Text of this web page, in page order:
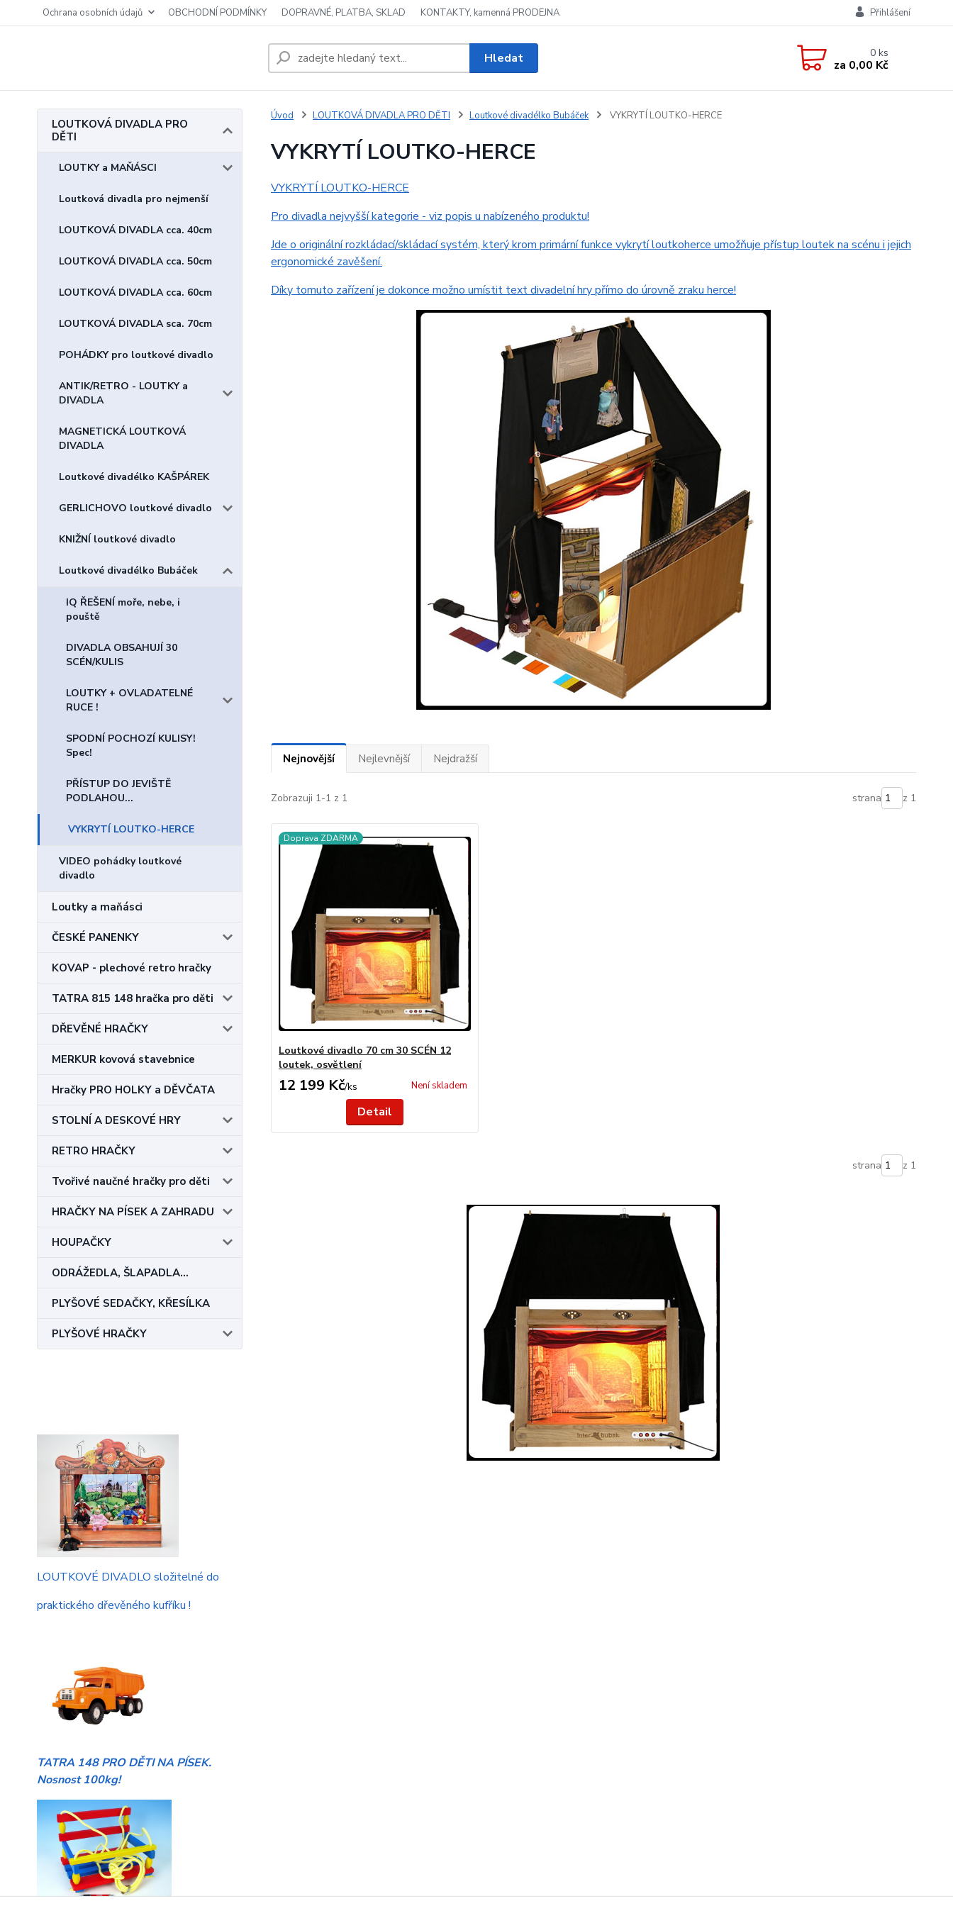
Ochrana osobních údajů OBCHODNÍ PODMÍNKY DOPRAVNÉ, PLATBA, SKLAD KONTAKTY, kamenná PRODEJNA Přihlášení
Hledat 0ks
za 0,00 Kč
LOUTKOVÁ DIVADLA PRO
DĚTI
LOUTKY a MAŇÁSCI
Loutková divadla pro nejmenší
LOUTKOVÁ DIVADLA cca. 40cm
LOUTKOVÁ DIVADLA cca. 50cm
LOUTKOVÁ DIVADLA cca. 60cm
LOUTKOVÁ DIVADLA sca. 70cm
POHÁDKY pro loutkové divadlo
ANTIK/RETRO - LOUTKY a
DIVADLA
MAGNETICKÁ LOUTKOVÁ
DIVADLA
Loutkové divadélko KAŠPÁREK
GERLICHOVO loutkové divadlo
KNIŽNÍ loutkové divadlo
Loutkové divadélko Bubáček
IQ ŘEŠENÍ moře, nebe, i
pouště
DIVADLA OBSAHUJÍ 30
SCÉN/KULIS
LOUTKY + OVLADATELNÉ
RUCE !
SPODNÍ POCHOZÍ KULISY!
Spec!
PŘÍSTUP DO JEVIŠTĚ
PODLAHOU...
VYKRYTÍ LOUTKO-HERCE
VIDEO pohádky loutkové
divadlo
Loutky a maňásci
ČESKÉ PANENKY
KOVAP - plechové retro hračky
TATRA 815 148 hračka pro děti
DŘEVĚNÉ HRAČKY
MERKUR kovová stavebnice
Hračky PRO HOLKY a DĚVČATA
STOLNÍ A DESKOVÉ HRY
RETRO HRAČKY
Tvořivé naučné hračky pro děti
HRAČKY NA PÍSEK A ZAHRADU
HOUPAČKY
ODRÁŽEDLA, ŠLAPADLA...
PLYŠOVÉ SEDAČKY, KŘESÍLKA
PLYŠOVÉ HRAČKY
LOUTKOVÉ DIVADLO složitelné do
praktického dřevěného kufříku !
TATRA 148 PRO DĚTI NA PÍSEK.
Nosnost 100kg!
Úvod LOUTKOVÁ DIVADLA PRO DĚTI Loutkové divadélko Bubáček VYKRYTÍ LOUTKO-HERCE
VYKRYTÍ LOUTKO-HERCE
VYKRYTÍ LOUTKO-HERCE
Pro divadla nejvyšší kategorie - viz popis u nabízeného produktu!
Jde o originální rozkládací/skládací systém, který krom primární funkce vykrytí loutkoherce umožňuje přístup loutek na scénu i jejich
ergonomické zavěšení.
Díky tomuto zařízení je dokonce možno umístit text divadelní hry přímo do úrovně zraku herce!
Nejnovější Nejlevnější Nejdražší
Zobrazuji 1-1 z 1 strana z 1
Doprava ZDARMA
Loutkové divadlo 70 cm 30 SCÉN 12
loutek, osvětlení
12 199 Kč/ks Není skladem
Detail
strana z 1